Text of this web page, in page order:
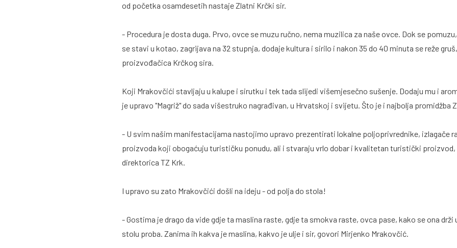
od početka osamdesetih nastaje Zlatni Krčki sir.
- Procedura je dosta duga. Prvo, ovce se muzu ručno, nema muzilica za naše ovce. Dok se
se stavi u kotao, zagrijava na 32 stupnja, dodaje kultura i sirilo i nakon 35 do 40 minuta se reže
proizvođačica Krčkog sira.
Koji Mrakovčići stavljaju u kalupe i sirutku i tek tada slijedi višemjesečno sušenje. Dodaju mu i
je upravo "Magriž" do sada višestruko nagrađivan, u Hrvatskoj i svijetu. Što je i najbolja promidžba
- U svim našim manifestacijama nastojimo upravo prezentirati lokalne poljoprivrednike, izlagače
proizvoda koji obogaćuju turističku ponudu, ali i stvaraju vrlo dobar i kvalitetan turistički
direktorica TZ Krk.
I upravo su zato Mrakovčići došli na ideju - od polja do stola!
- Gostima je drago da vide gdje ta maslina raste, gdje ta smokva raste, ovca pase, kako se ona drži
stolu proba. Zanima ih kakva je maslina, kakvo je ulje i sir, govori Mirjenko Mrakovčić.